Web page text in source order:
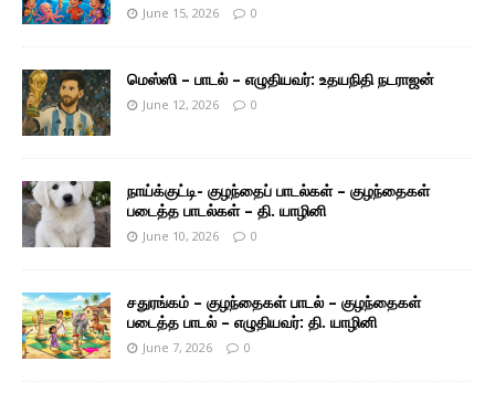
June 15, 2026 0
மெஸ்ஸி – பாடல் – எழுதியவர்: உதயநிதி நடராஜன்
June 12, 2026 0
நாய்க்குட்டி- குழந்தைப் பாடல்கள் – குழந்தைகள்
படைத்த பாடல்கள் – தி. யாழினி
June 10, 2026 0
சதுரங்கம் – குழந்தைகள் பாடல் – குழந்தைகள்
படைத்த பாடல் – எழுதியவர்: தி. யாழினி
June 7, 2026 0